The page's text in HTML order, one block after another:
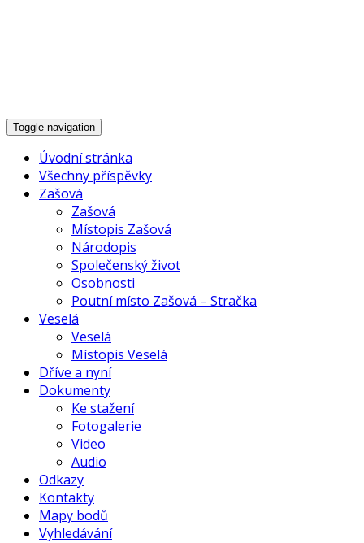
Toggle navigation
Úvodní stránka
Všechny příspěvky
Zašová
Zašová
Místopis Zašová
Národopis
Společenský život
Osobnosti
Poutní místo Zašová – Stračka
Veselá
Veselá
Místopis Veselá
Dříve a nyní
Dokumenty
Ke stažení
Fotogalerie
Video
Audio
Odkazy
Kontakty
Mapy bodů
Vyhledávání